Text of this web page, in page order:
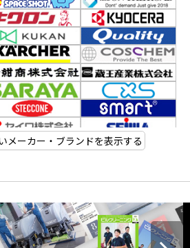
メーカー・ブランドを表示する